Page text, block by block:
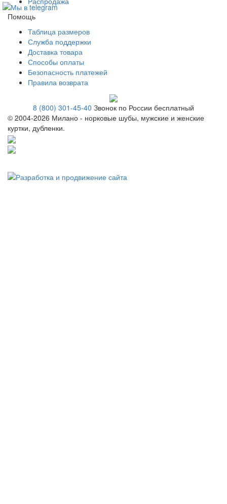
Помощь
Таблица размеров
Служба поддержки
Доставка товара
Способы оплаты
Безопасность платежей
Правила возврата
8 (800) 301-45-40 Звонок по России бесплатный
© 2004-2026 Милано - норковые шубы, мужские и женские
куртки, дубленки.